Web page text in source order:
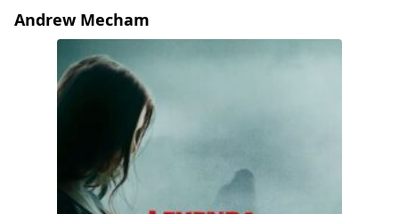
Sci-Fi & Fantasy
Andrew Mecham